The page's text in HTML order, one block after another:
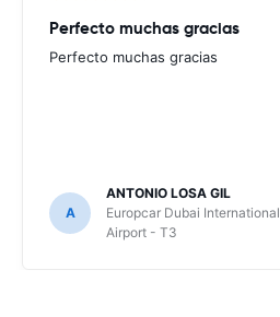
Perfecto muchas gracias
Perfecto muchas gracias
A
ANTONIO LOSA GIL
Europcar Dubai International
Airport - T3